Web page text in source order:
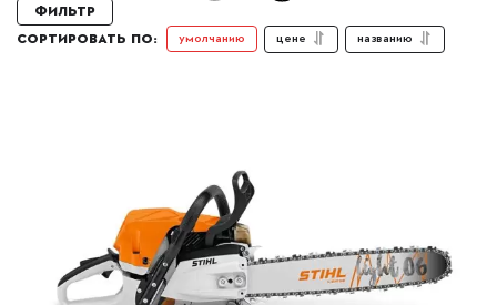
Фильтр
СОРТИРОВАТЬ ПО:
умолчанию цене названию